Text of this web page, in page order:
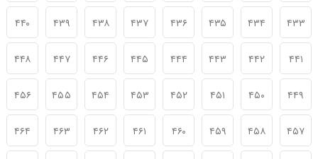
۴۳۳ ۴۳۴ ۴۳۵ ۴۳۶ ۴۳۷ ۴۳۸ ۴۳۹ ۴۴۰
۴۴۱ ۴۴۲ ۴۴۳ ۴۴۴ ۴۴۵ ۴۴۶ ۴۴۷ ۴۴۸
۴۴۹ ۴۵۰ ۴۵۱ ۴۵۲ ۴۵۳ ۴۵۴ ۴۵۵ ۴۵۶
۴۵۷ ۴۵۸ ۴۵۹ ۴۶۰ ۴۶۱ ۴۶۲ ۴۶۳ ۴۶۴